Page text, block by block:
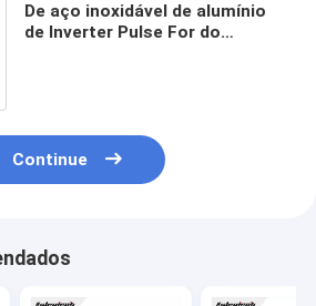
De aço inoxidável de alumínio
de Inverter Pulse For do
Continue